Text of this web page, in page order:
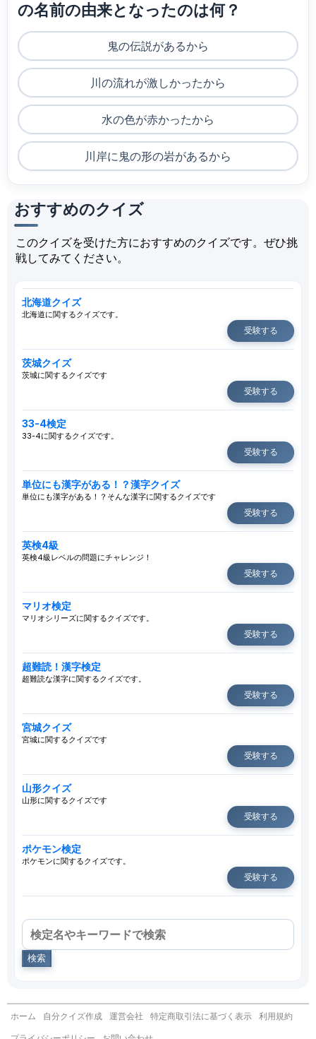
の名前の由来となったのは何？
鬼の伝説があるから
川の流れが激しかったから
水の色が赤かったから
川岸に鬼の形の岩があるから
おすすめのクイズ
このクイズを受けた方におすすめのクイズです。ぜひ挑
戦してみてください。
北海道クイズ
北海道に関するクイズです。
受験する
茨城クイズ
茨城に関するクイズです
受験する
33-4検定
33-4に関するクイズです。
受験する
単位にも漢字がある！？漢字クイズ
単位にも漢字がある！？そんな漢字に関するクイズです
受験する
英検4級
英検4級レベルの問題にチャレンジ！
受験する
マリオ検定
マリオシリーズに関するクイズです。
受験する
超難読！漢字検定
超難読な漢字に関するクイズです。
受験する
宮城クイズ
宮城に関するクイズです
受験する
山形クイズ
山形に関するクイズです
受験する
ポケモン検定
ポケモンに関するクイズです。
受験する
検索
ホーム 自分クイズ作成 運営会社 特定商取引法に基づく表示 利用規約